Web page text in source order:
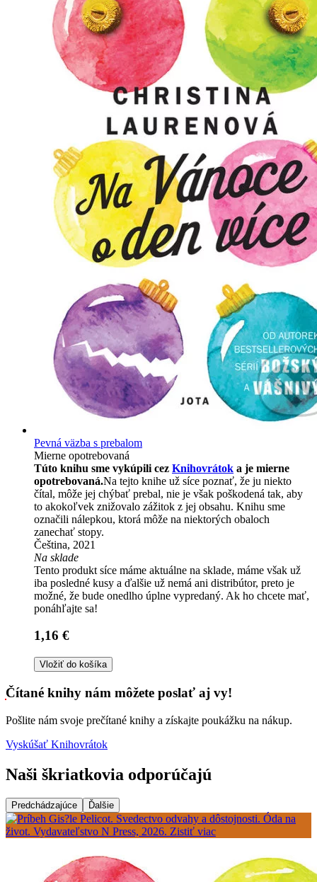
Pevná väzba s prebalom
Mierne opotrebovaná
Túto knihu sme vykúpili cez Knihovrátok a je mierne
opotrebovaná.Na tejto knihe už síce poznať, že ju niekto
čítal, môže jej chýbať prebal, nie je však poškodená tak, aby
to akokoľvek znižovalo zážitok z jej obsahu. Knihu sme
označili nálepkou, ktorá môže na niektorých obaloch
zanechať stopy.
Čeština, 2021
Na sklade
Tento produkt síce máme aktuálne na sklade, máme však už
iba posledné kusy a ďalšie už nemá ani distribútor, preto je
možné, že bude onedlho úplne vypredaný. Ak ho chcete mať,
ponáhľajte sa!
1,16 €
Vložiť do košíka
Čítané knihy nám môžete poslať aj vy!
Pošlite nám svoje prečítané knihy a získajte poukážku na nákup.
Vyskúšať Knihovrátok
Naši škriatkovia odporúčajú
Predchádzajúce Ďalšie